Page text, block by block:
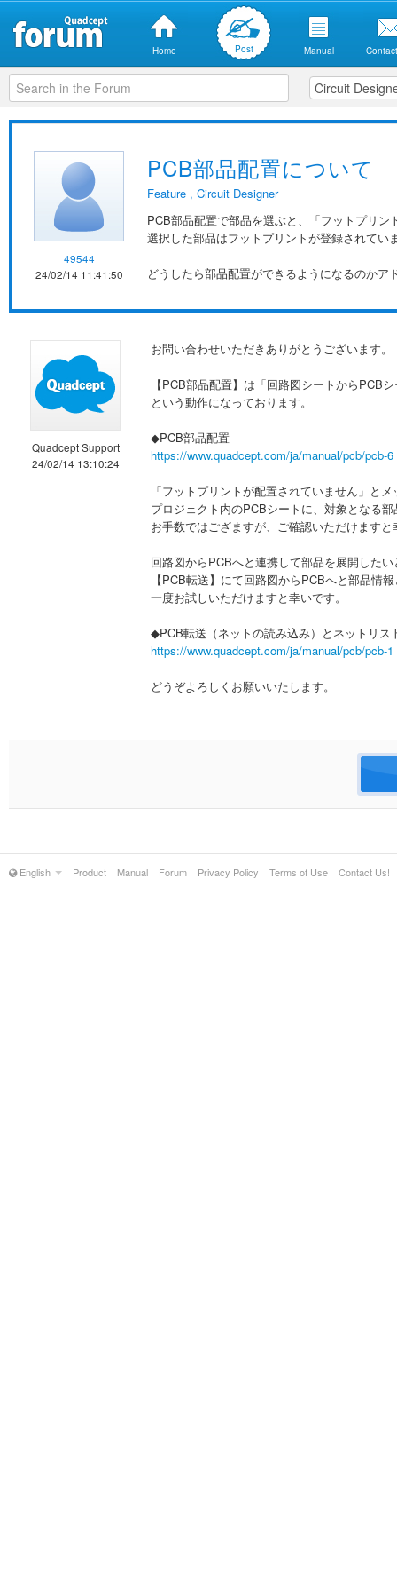
Home Post Manual
49544
24/02/14 11:41:50
PCB部品配置について
Feature , Circuit Designer
PCB部品配置で部品を選ぶと、「フットプリ
選択した部品はフットプリントが登録されて
どうしたら部品配置ができるようになるのか
Quadcept Support
24/02/14 13:10:24
お問い合わせいただきありがとうございます。
【PCB部品配置】は「回路図シートからPCB
という動作になっております。
◆PCB部品配置
https://www.quadcept.com/ja/manual/pcb/pcb-6
「フットプリントが配置されていません」と
プロジェクト内のPCBシートに、対象となる
お手数ではござますが、ご確認いただけますと
回路図からPCBへと連携して部品を展開した
【PCB転送】にて回路図からPCBへと部品情
一度お試しいただけますと幸いです。
◆PCB転送（ネットの読み込み）とネットリス
https://www.quadcept.com/ja/manual/pcb/pcb-1
どうぞよろしくお願いいたします。
English Product Manual Forum Privacy Policy Terms of Use Contact Us!